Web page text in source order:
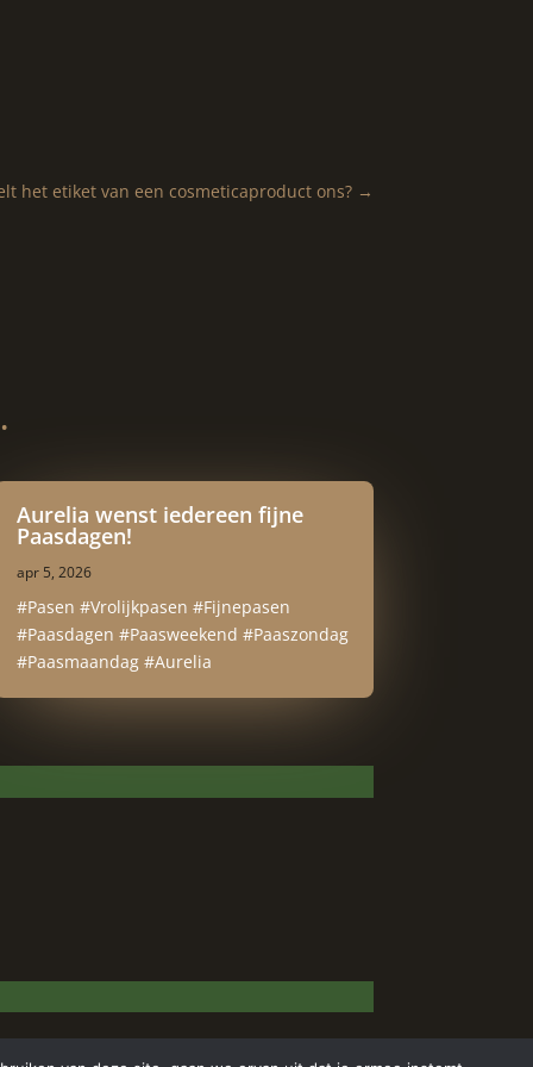
het etiket van een cosmeticaproduct ons?→
Aurelia wenst iedereen fijne
Paasdagen!
apr 5, 2026
#Pasen #Vrolijkpasen #Fijnepasen
#Paasdagen #Paasweekend #Paaszondag
#Paasmaandag #Aurelia